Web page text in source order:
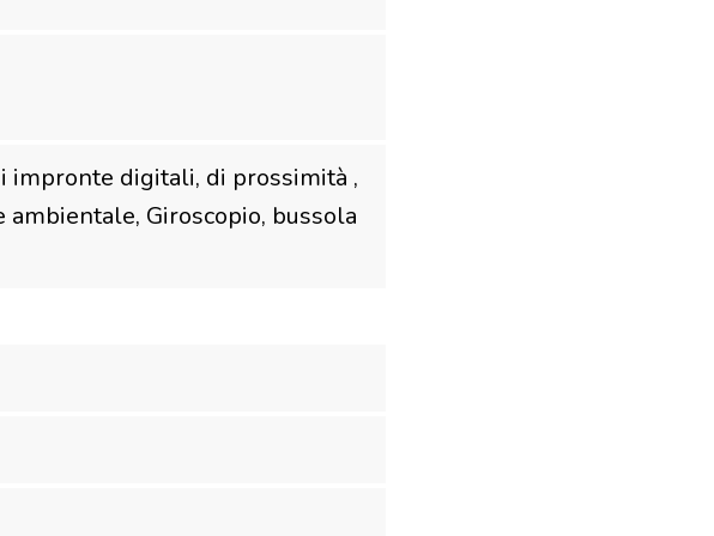
impronte digitali, di prossimità ,
Giroscopio, bussola